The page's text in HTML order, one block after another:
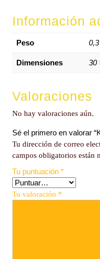
Información
Peso
Dimensiones 30
Valoraciones
No hay valoraciones aún.
Sé el primero en valorar
Tu dirección de correo
campos obligatorios están
Tu puntuación *
Tu valoración *